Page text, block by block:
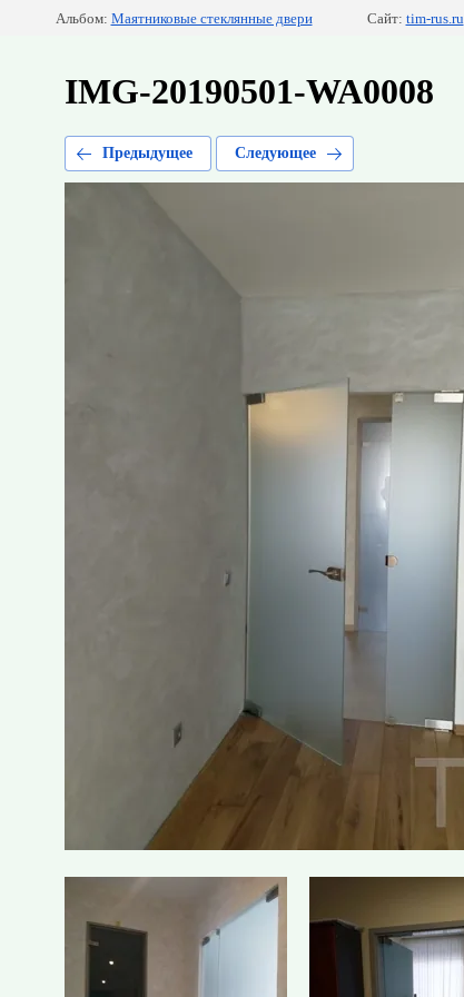
Альбом: Маятниковые стеклянные двери Сайт: tim-rus.ru
IMG-20190501-WA0008
Предыдущее Следующее